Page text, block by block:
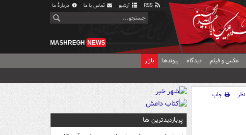
آرشیو تماس با ما دربارهٔ ما
MASHREGH NEWS
عکس و فیلم دیدگاه پیوندها بازار
چاپ
پربازدیدترین ها